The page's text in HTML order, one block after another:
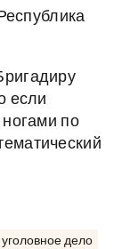
если
ногами по
уголовное дело